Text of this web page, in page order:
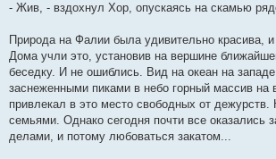
- Жив, - вздохнул Хор, опускаясь на скамью
Природа на Фалии была удивительно красива,
Дома учли это, установив на вершине
беседку. И не ошиблись. Вид на океан на
заснеженными пиками в небо горный массив на
привлекал в это место свободных от
семьями. Однако сегодня почти все оказались
делами, и потому любоваться закатом...